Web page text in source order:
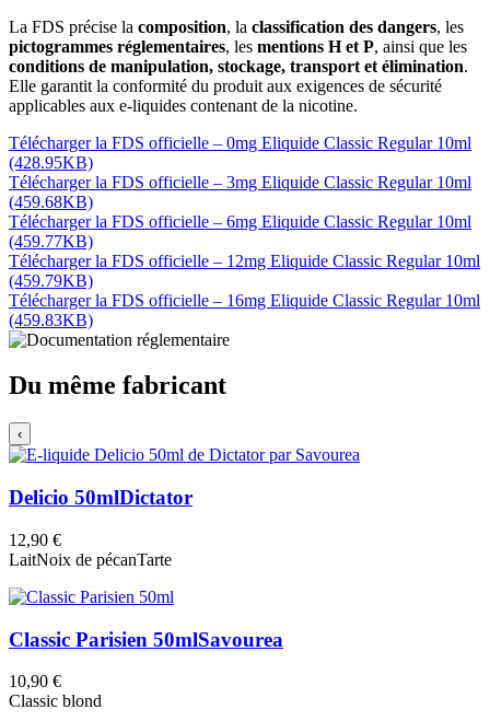
La FDS précise la composition, la classification des dangers, les
pictogrammes réglementaires, les mentions H et P, ainsi que les
conditions de manipulation, stockage, transport et élimination.
Elle garantit la conformité du produit aux exigences de sécurité
applicables aux e-liquides contenant de la nicotine.
Télécharger la FDS officielle – 0mg Eliquide Classic Regular 10ml
(428.95KB)
Télécharger la FDS officielle – 3mg Eliquide Classic Regular 10ml
(459.68KB)
Télécharger la FDS officielle – 6mg Eliquide Classic Regular 10ml
(459.77KB)
Télécharger la FDS officielle – 12mg Eliquide Classic Regular 10ml
(459.79KB)
Télécharger la FDS officielle – 16mg Eliquide Classic Regular 10ml
(459.83KB)
Du même fabricant
‹
Delicio 50mlDictator
12,90 €
LaitNoix de pécanTarte
Classic Parisien 50mlSavourea
10,90 €
Classic blond